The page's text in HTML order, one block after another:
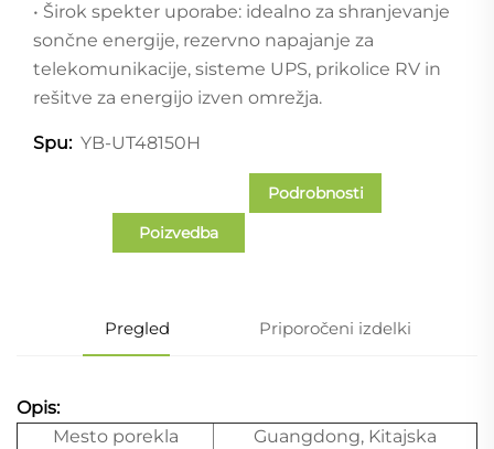
• Širok spekter uporabe: idealno za shranjevanje
sončne energije, rezervno napajanje za
telekomunikacije, sisteme UPS, prikolice RV in
rešitve za energijo izven omrežja.
Spu: YB-UT48150H
Poizvedba
Podrobnosti
Pregled Priporočeni izdelki
Opis:
Mesto porekla
Guangdong, Kitajska